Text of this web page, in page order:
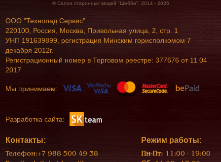
© Салон старинных вещей "Шебби", 2014 - 2026
ООО "Технолад Сервис"
220100, Россия, Москва, Привольная улица, 2, стр. 1
УНП 191639899, регистрация Минским горисполкомом 7
декабря 2012г.
Регистрационный номер в Торговом реестре: 377676 от 11 04
2017
Мы принимаем:
Разработка сайта:
Контакты:
Телефон:+7 988 500 49 38
Режим работы:
Пн-Пт: 11:00 - 19:00